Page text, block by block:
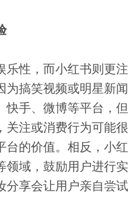
乐性，而小红书则更注
为搞笑视频或明星新闻
快手、微博等平台，但
关注或消费行为可能很
台的价值。相反，小红
领域，鼓励用户进行实
分享会让用户亲自尝试